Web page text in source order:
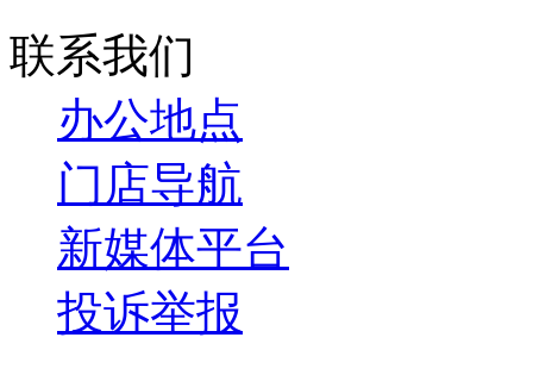
联系我们
办公地点
门店导航
新媒体平台
投诉举报